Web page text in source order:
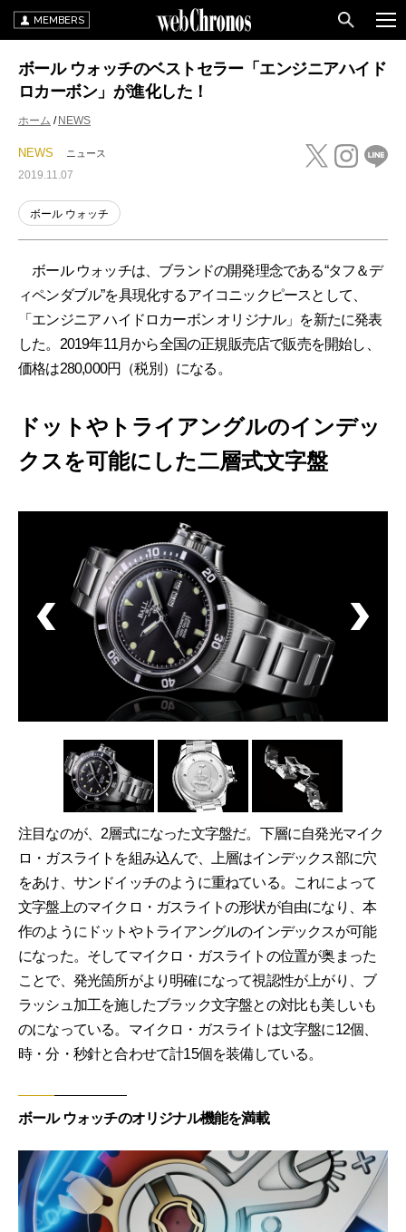
MEMBERS
ボール ウォッチのベストセラー「エンジニアハイド
ロカーボン」が進化した！
ホーム NEWS
NEWS ニュース
2019.11.07
ボール ウォッチ
ボール ウォッチは、ブランドの開発理念である“タフ＆デ
ィペンダブル”を具現化するアイコニックピースとして、
「エンジニア ハイドロカーボン オリジナル」を新たに発表
した。2019年11月から全国の正規販売店で販売を開始し、
価格は280,000円（税別）になる。
ドットやトライアングルのインデッ
クスを可能にした二層式文字盤
注目なのが、2層式になった文字盤だ。下層に自発光マイク
ロ・ガスライトを組み込んで、上層はインデックス部に穴
をあけ、サンドイッチのように重ねている。これによって
文字盤上のマイクロ・ガスライトの形状が自由になり、本
作のようにドットやトライアングルのインデックスが可能
になった。そしてマイクロ・ガスライトの位置が奥まった
ことで、発光箇所がより明確になって視認性が上がり、ブ
ラッシュ加工を施したブラック文字盤との対比も美しいも
のになっている。マイクロ・ガスライトは文字盤に12個、
時・分・秒針と合わせて計15個を装備している。
ボール ウォッチのオリジナル機能を満載